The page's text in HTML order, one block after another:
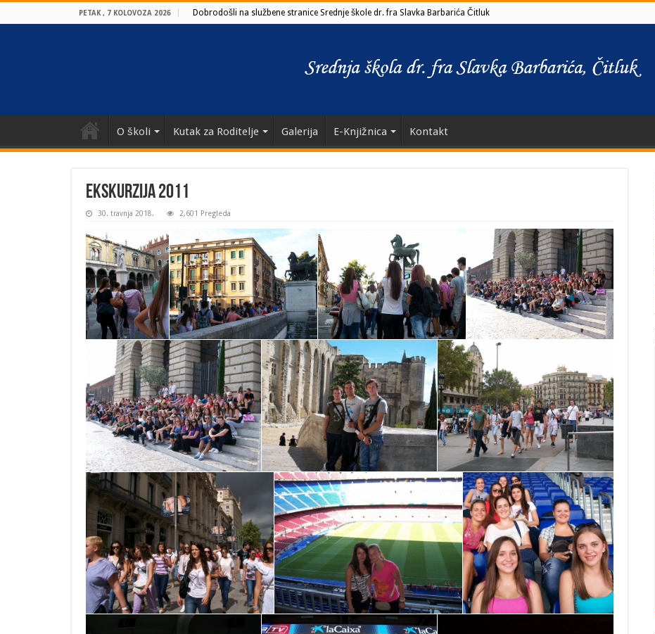
PETAK , 7 KOLOVOZA 2026 Dobrodošli na službene stranice Srednje škole dr. fra Slavka Barbarića Čitluk
O školi Kutak za Roditelje Galerija E-Knjižnica Kontakt
Ekskurzija 2011
30. travnja 2018. 2,601 Pregleda